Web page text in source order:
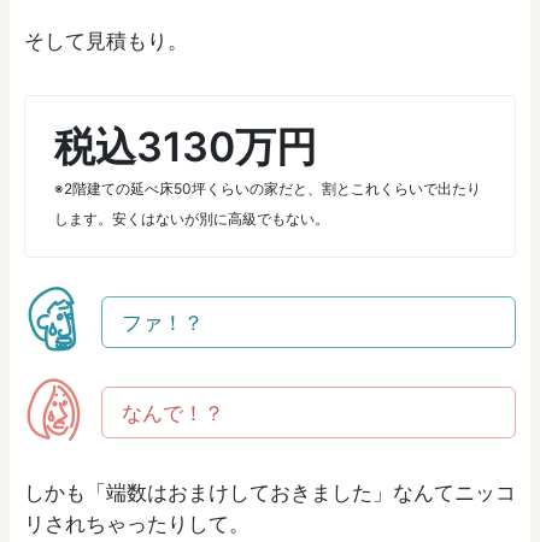
そして見積もり。
税込3130万円
※2階建ての延べ床50坪くらいの家だと、割とこれくらいで出たり
します。安くはないが別に高級でもない。
ファ！？
なんで！？
しかも「端数はおまけしておきました」なんてニッコ
リされちゃったりして。